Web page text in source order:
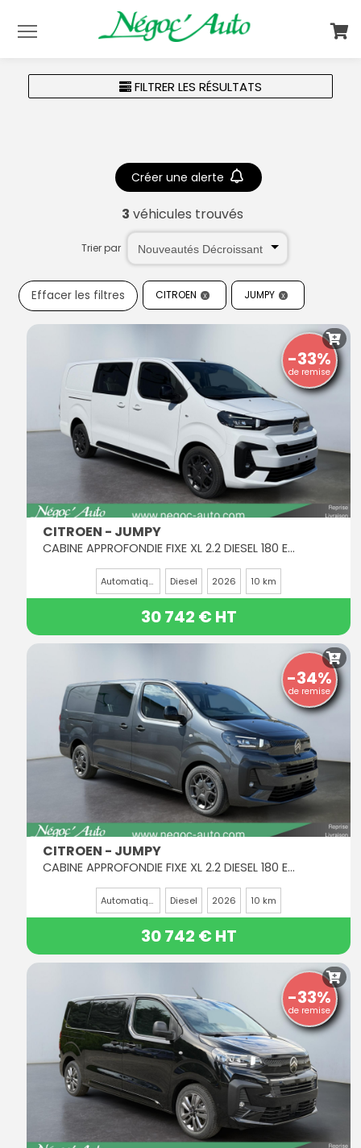
FILTRER LES RÉSULTATS
3 véhicules trouvés
Créer une alerte
Trier par
CITROEN
Effacer les filtres JUMPY
-33%
de remise
CITROEN - JUMPY
CABINE APPROFONDIE FIXE XL 2.2 DIESEL 180 EAT8 5PL
Automatique Diesel 2026 10 km
30 742 € HT
-34%
de remise
CITROEN - JUMPY
CABINE APPROFONDIE FIXE XL 2.2 DIESEL 180 EAT8 5PL
Automatique Diesel 2026 10 km
30 742 € HT
-33%
de remise